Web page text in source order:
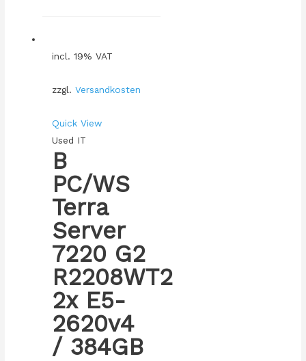
incl. 19% VAT
zzgl. Versandkosten
Quick View
Used IT
B
PC/WS
Terra
Server
7220 G2
R2208WT2
2x E5-
2620v4
/ 384GB